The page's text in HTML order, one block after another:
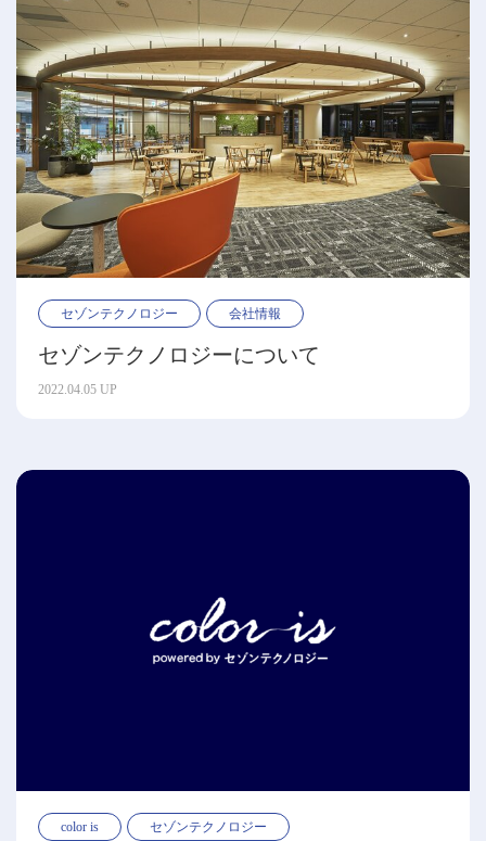
セゾンテクノロジー 会社情報
セゾンテクノロジーについて
2022.04.05 UP
color is セゾンテクノロジー